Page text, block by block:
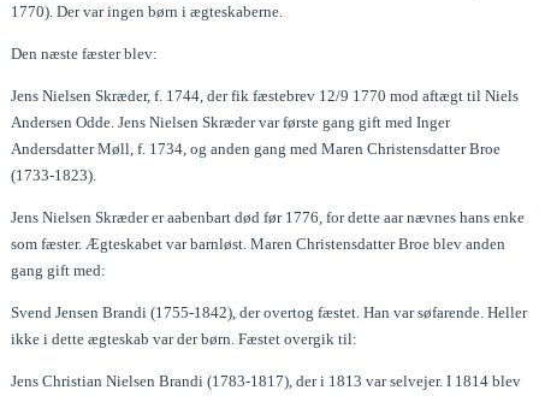
1770). Der var ingen børn i ægteskaberne.
Den næste fæster blev:
Jens Nielsen Skræder, f. 1744, der fik fæstebrev 12/9 1770 mod aftægt til Niels
Andersen Odde. Jens Nielsen Skræder var første gang gift med Inger
Andersdatter Møll, f. 1734, og anden gang med Maren Christensdatter Broe
(1733-1823).
Jens Nielsen Skræder er aabenbart død før 1776, for dette aar nævnes hans enke
som fæster. Ægteskabet var barnløst. Maren Christensdatter Broe blev anden
gang gift med:
Svend Jensen Brandi (1755-1842), der overtog fæstet. Han var søfarende. Heller
ikke i dette ægteskab var der børn. Fæstet overgik til:
Jens Christian Nielsen Brandi (1783-1817), der i 1813 var selvejer. I 1814 blev